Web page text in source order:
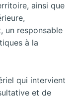
ainsi que
un responsable
à la
qui intervient
et de